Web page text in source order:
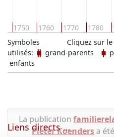
1750 1760 1770 1780
Cliquez sur
Symboles
utilisés:
grand-parents
enfants
La publication
Pieter Koenders a
Liens directs ...